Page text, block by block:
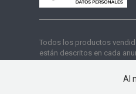
Todos los productos
están descritos en cada
Al